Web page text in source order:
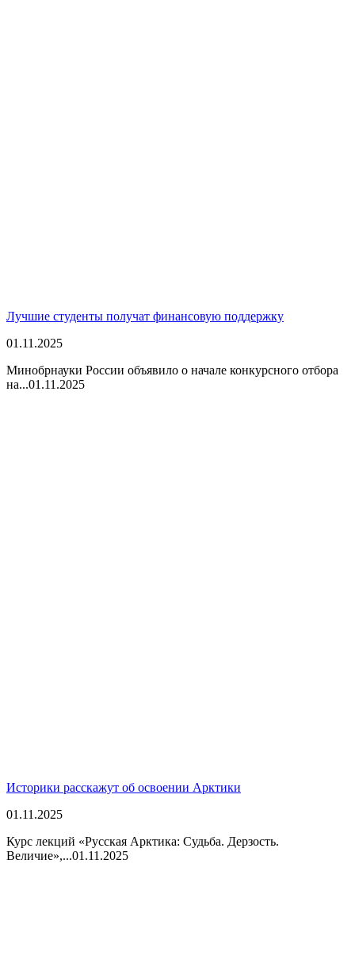
Лучшие студенты получат финансовую поддержку
01.11.2025
Минобрнауки России объявило о начале конкурсного отбора
на...01.11.2025
Историки расскажут об освоении Арктики
01.11.2025
Курс лекций «Русская Арктика: Судьба. Дерзость.
Величие»,...01.11.2025